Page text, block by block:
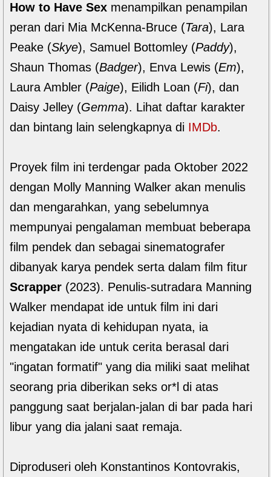
How to Have Sex menampilkan penampilan
peran dari Mia McKenna-Bruce (Tara), Lara
Peake (Skye), Samuel Bottomley (Paddy),
Shaun Thomas (Badger), Enva Lewis (Em),
Laura Ambler (Paige), Eilidh Loan (Fi), dan
Daisy Jelley (Gemma). Lihat daftar karakter
dan bintang lain selengkapnya di IMDb.
Proyek film ini terdengar pada Oktober 2022
dengan Molly Manning Walker akan menulis
dan mengarahkan, yang sebelumnya
mempunyai pengalaman membuat beberapa
film pendek dan sebagai sinematografer
dibanyak karya pendek serta dalam film fitur
Scrapper (2023). Penulis-sutradara Manning
Walker mendapat ide untuk film ini dari
kejadian nyata di kehidupan nyata, ia
mengatakan ide untuk cerita berasal dari
"ingatan formatif" yang dia miliki saat melihat
seorang pria diberikan seks or*l di atas
panggung saat berjalan-jalan di bar pada hari
libur yang dia jalani saat remaja.
Diproduseri oleh Konstantinos Kontovrakis,